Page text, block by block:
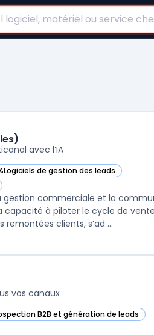
avec l’IA
catégorie
Logiciels de gestion des leads
Freshsales (Freshworks CRM – Sales)
catégorie
gestion commerciale et la
capacité à piloter le cycle de
clients, s’ad ...
vos canaux
B2B et génération de leads
dans cette catégorie